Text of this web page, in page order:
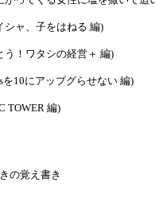
シャ、子をはねる 編)
う！ワタシの経営＋ 編)
10にアップグらせない 編)
TOWER 編)
の覚え書き